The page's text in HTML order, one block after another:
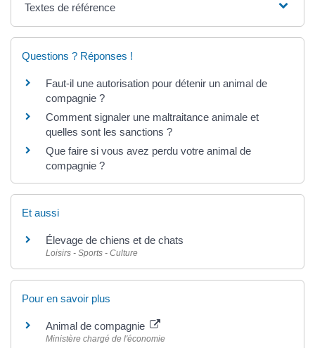
Textes de référence
Questions ? Réponses !
Faut-il une autorisation pour détenir un animal de
compagnie ?
Comment signaler une maltraitance animale et
quelles sont les sanctions ?
Que faire si vous avez perdu votre animal de
compagnie ?
Et aussi
Élevage de chiens et de chats
Loisirs - Sports - Culture
Pour en savoir plus
Animal de compagnie
Ministère chargé de l'économie